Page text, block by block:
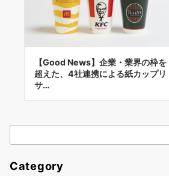
【Good News】企業・業界の枠を
超えた、4社連携による紙カップリ
サ…
索
Category